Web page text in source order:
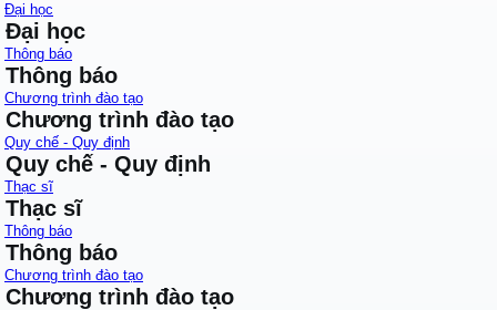
Đại học
Đại học
Thông báo
Thông báo
Chương trình đào tạo
Chương trình đào tạo
Quy chế - Quy định
Quy chế - Quy định
Thạc sĩ
Thạc sĩ
Thông báo
Thông báo
Chương trình đào tạo
Chương trình đào tạo